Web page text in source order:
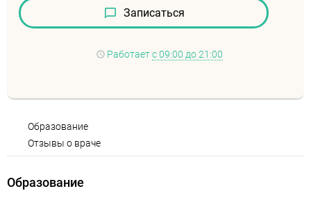
Записаться
Работает с 09:00 до 21:00
Образование
Отзывы о враче
Образование